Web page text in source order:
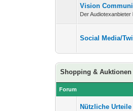
Vision
Der
Social Media/
Shopping & Auktionen
Forum
Nützliche Urteile